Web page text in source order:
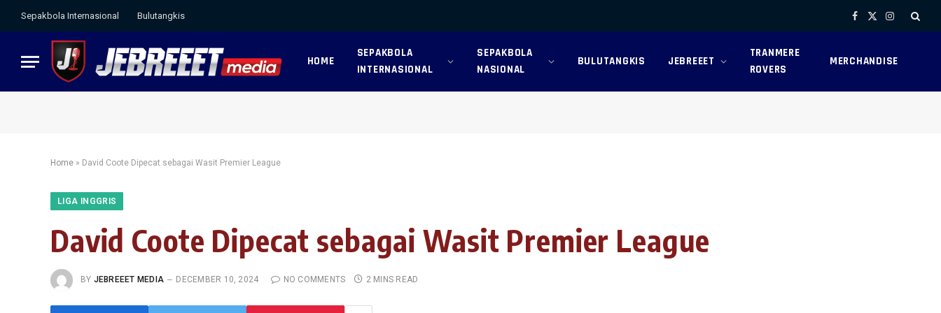
Sepakbola Internasional Bulutangkis Facebook
X
Instagram
HOME
SEPAKBOLA
INTERNASIONAL
SEPAKBOLA
NASIONAL
BULUTANGKIS JEBREEET
TRANMERE
ROVERS
MERCHANDISE
Home » David Coote Dipecat sebagai Wasit Premier League
LIGA INGGRIS
David Coote Dipecat sebagai Wasit Premier League
BY JEBREEET MEDIA DECEMBER 10, 2024 NO COMMENTS 2 MINS READ